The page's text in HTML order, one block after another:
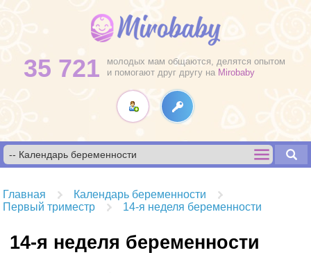
35 721
молодых мам общаются, делятся опытом
и помогают друг другу на Mirobaby
Главная
Календарь беременности
Первый триместр
14-я неделя беременности
14-я неделя беременности